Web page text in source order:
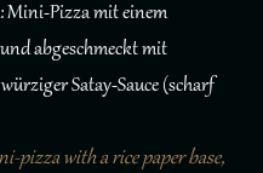
Mini-Pizza mit einem
abgeschmeckt mit
Satay-Sauce (scharf
pizza with a rice paper base,